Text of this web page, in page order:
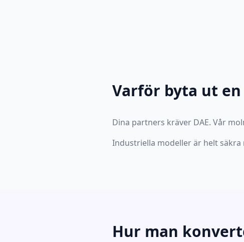
Varför byta ut en
Dina partners kräver DAE. Vår
Industriella modeller är helt säkra
Hur man